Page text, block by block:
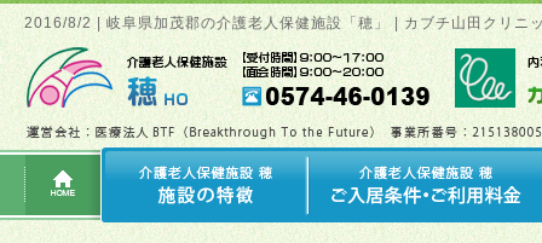
2016/8/2 | 岐阜県加茂郡の介護老人保健施設「穂」 | カブチ山田クリニ